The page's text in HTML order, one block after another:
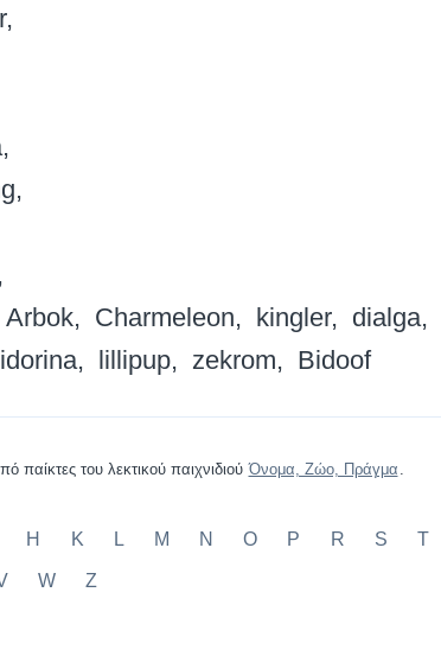
Arbok Charmeleon kingler
dialga
lillipup zekrom Bidoof
παίκτες του λεκτικού παιχνιδιού Όνομα, Ζώο, Πράγμα .
H K L M N O P R S T
W Z